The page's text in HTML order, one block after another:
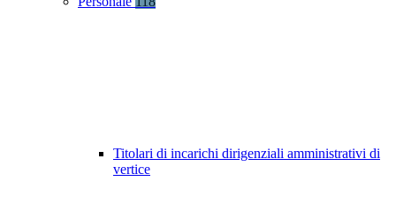
Titolari di incarichi dirigenziali amministrativi di
vertice